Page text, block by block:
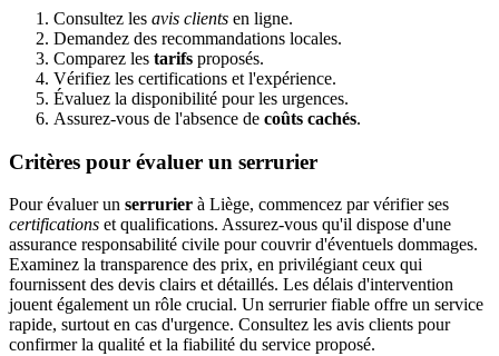
Consultez les avis clients en ligne.
Demandez des recommandations locales.
Comparez les tarifs proposés.
Vérifiez les certifications et l'expérience.
Évaluez la disponibilité pour les urgences.
Assurez-vous de l'absence de coûts cachés.
Critères pour évaluer un serrurier
Pour évaluer un serrurier à Liège, commencez par vérifier ses
certifications et qualifications. Assurez-vous qu'il dispose d'une
assurance responsabilité civile pour couvrir d'éventuels dommages.
Examinez la transparence des prix, en privilégiant ceux qui
fournissent des devis clairs et détaillés. Les délais d'intervention
jouent également un rôle crucial. Un serrurier fiable offre un service
rapide, surtout en cas d'urgence. Consultez les avis clients pour
confirmer la qualité et la fiabilité du service proposé.